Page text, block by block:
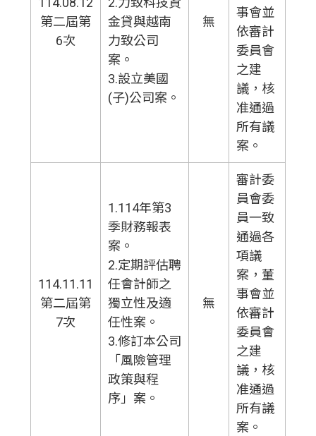
第二屆第
6次
金貸與越南
力致公司
案。
3.設立美國
(子)公司案。
無
事會並
依審計
委員會
之建
議，核
准通過
所有議
案。
114.11.11
第二屆第
7次
1.114年第3
季財務報表
案。
2.定期評估聘
任會計師之
獨立性及適
任性案。
3.修訂本公司
「風險管理
政策與程
序」案。
無
審計委
員會委
員一致
通過各
項議
案，董
事會並
依審計
委員會
之建
議，核
准通過
所有議
案。